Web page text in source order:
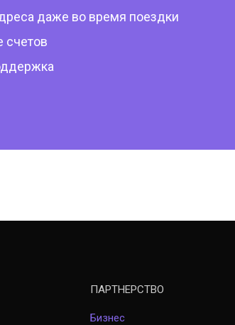
даже во время поездки
счетов
ПАРТНЕРСТВО
Бизнес